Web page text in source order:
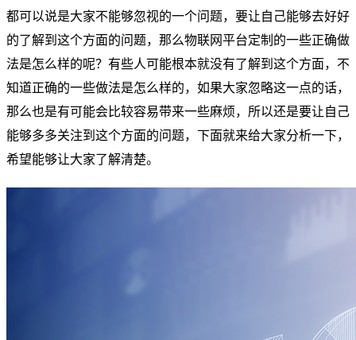
都可以说是大家不能够忽视的一个问题，要让自己能够去好好
的了解到这个方面的问题，那么物联网平台定制的一些正确做
法是怎么样的呢？有些人可能根本就没有了解到这个方面，不
知道正确的一些做法是怎么样的，如果大家忽略这一点的话，
那么也是有可能会比较容易带来一些麻烦，所以还是要让自己
能够多多关注到这个方面的问题，下面就来给大家分析一下，
希望能够让大家了解清楚。